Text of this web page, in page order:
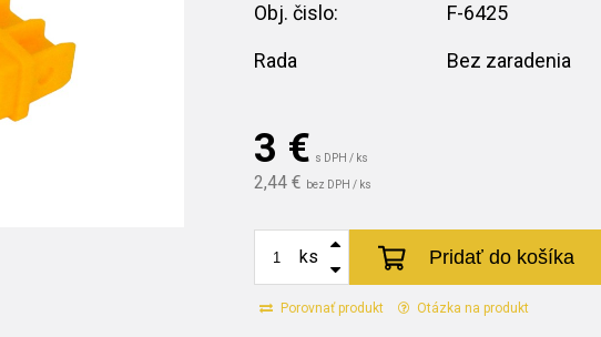
3 € s DPH / ks
2,44 € bez DPH / ks
ks Pridať do košíka
Porovnať produkt Otázka na produkt
Obj. čislo: F-6425
Rada Bez zaradenia